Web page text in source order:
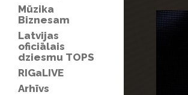
Mūzika
Biznesam
Latvijas
oficiālais
dziesmu TOPS
RIGaLIVE
Arhīvs